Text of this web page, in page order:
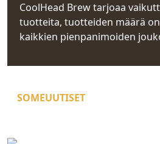
CoolHead Brew tarjoaa
tuotteita, tuotteiden määrä
kaikkien pienpanimoiden
SOMEUUTISET